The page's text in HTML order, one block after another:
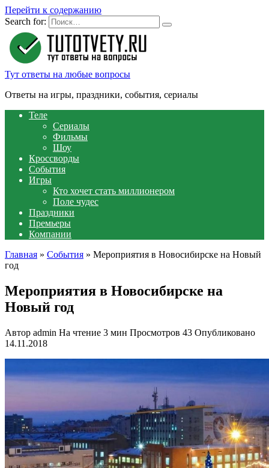
Перейти к содержанию
Search for:
Тут ответы на любые вопросы
Ответы на игры, праздники, события, сериалы
Теле
Сериалы
Фильмы
Шоу
Кроссворды
События
Игры
Кто хочет стать миллионером
Поле чудес
Праздники
Премьеры
Компании
Главная » События » Мероприятия в Новосибирске на Новый
год
Мероприятия в Новосибирске на
Новый год
Автор admin На чтение 3 мин Просмотров 43 Опубликовано
14.11.2018